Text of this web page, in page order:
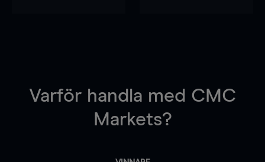
Varför handla med CMC
Markets?